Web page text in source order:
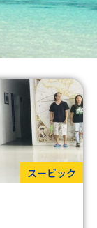
スービック